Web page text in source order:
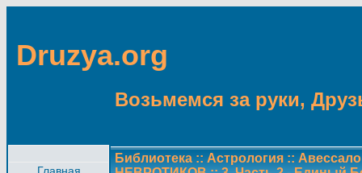
Druzya.org
Возьмемся за руки,
Библиотека :: Астрология ::